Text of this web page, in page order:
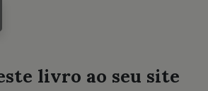
livro ao seu site